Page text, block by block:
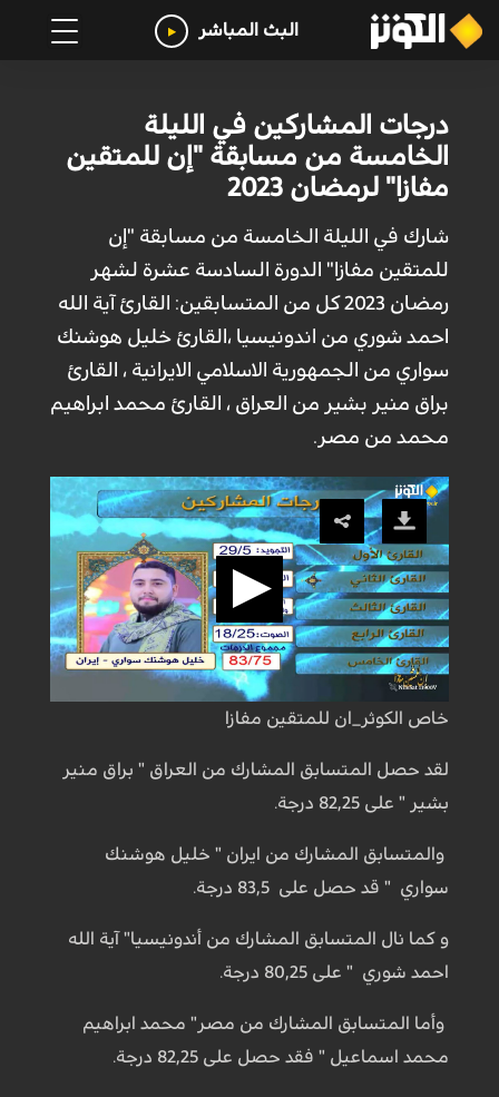
البث المباشر
درجات المشاركين في الليلة
الخامسة من مسابقة "إن للمتقين
مفازا" لرمضان 2023
شارك في الليلة الخامسة من مسابقة "إن
للمتقين مفازا" الدورة السادسة عشرة لشهر
رمضان 2023 كل من المتسابقين: القارئ آية الله
احمد شوري من اندونيسيا ،القارئ خليل هوشنك
سواري من الجمهورية الاسلامي الايرانية ، القارئ
براق منير بشير من العراق ، القارئ محمد ابراهيم
محمد من مصر.
خاص الكوثر_ان للمتقين مفازا
لقد حصل المتسابق المشارك من العراق " براق منير
بشير " على 82,25 درجة.
والمتسابق المشارك من ايران " خليل هوشنك
سواري " قد حصل على 83,5 درجة.
و كما نال المتسابق المشارك من أندونيسيا" آية الله
احمد شوري " على 80,25 درجة.
وأما المتسابق المشارك من مصر" محمد ابراهيم
محمد اسماعيل " فقد حصل على 82,25 درجة.